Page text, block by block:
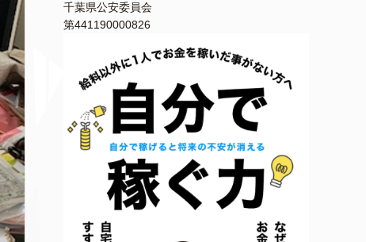
千葉県公安委員会
第441190000826